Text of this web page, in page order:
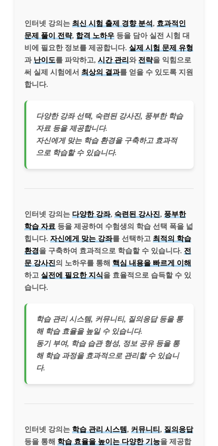
인터넷 강의는 최신 시험 출제 경향 분석, 효과적인
문제 풀이 전략, 합격 노하우 등을 담아 실전 시험 대
비에 필요한 정보를 제공합니다. 실제 시험 문제 유형
과 난이도를 파악하고, 시간 관리 와 전략을 익힘으로
써 실제 시험에서 최상의 결과를 얻을 수 있도록 지원
합니다.
다양한 강좌 선택, 숙련된 강사진, 풍부한 학습
자료 등을 제공합니다.
자신에게 맞는 학습 환경을 구축하고 효과적
으로 학습할 수 있습니다.
인터넷 강의는 다양한 강좌, 숙련된 강사진, 풍부한
학습 자료 등을 제공하여 수험생의 학습 선택 폭을 넓
힙니다. 자신에게 맞는 강좌를 선택하고 최적의 학습
환경을 구축하여 효과적으로 학습할 수 있습니다. 전
문 강사진의 노하우를 통해 핵심 내용을 빠르게 이해
하고 실전에 필요한 지식을 효율적으로 습득할 수 있
습니다.
학습 관리 시스템, 커뮤니티, 질의응답 등을 통
해 학습 효율을 높일 수 있습니다.
동기 부여, 학습 습관 형성, 정보 공유 등을 통
해 학습 과정을 효과적으로 관리할 수 있습니
다.
인터넷 강의는 학습 관리 시스템, 커뮤니티 , 질의응답
등을 통해 학습 효율을 높이는 다양한 기능을 제공합